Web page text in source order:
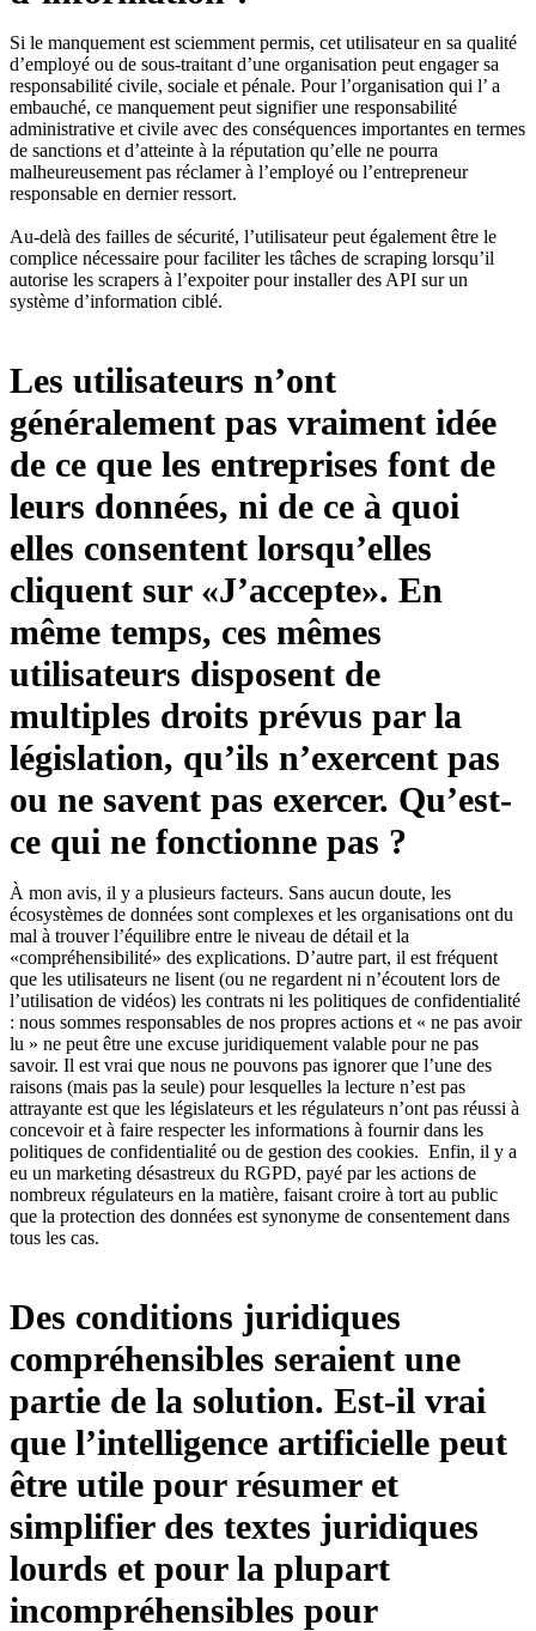
Si le manquement est sciemment permis, cet utilisateur en sa qualité
d’employé ou de sous-traitant d’une organisation peut engager sa
responsabilité civile, sociale et pénale. Pour l’organisation qui l’ a
embauché, ce manquement peut signifier une responsabilité
administrative et civile avec des conséquences importantes en termes
de sanctions et d’atteinte à la réputation qu’elle ne pourra
malheureusement pas réclamer à l’employé ou l’entrepreneur
responsable en dernier ressort.
Au-delà des failles de sécurité, l’utilisateur peut également être le
complice nécessaire pour faciliter les tâches de scraping lorsqu’il
autorise les scrapers à l’expoiter pour installer des API sur un
système d’information ciblé.
Les utilisateurs n’ont
généralement pas vraiment idée
de ce que les entreprises font de
leurs données, ni de ce à quoi
elles consentent lorsqu’elles
cliquent sur «J’accepte». En
même temps, ces mêmes
utilisateurs disposent de
multiples droits prévus par la
législation, qu’ils n’exercent pas
ou ne savent pas exercer. Qu’est-
ce qui ne fonctionne pas ?
À mon avis, il y a plusieurs facteurs. Sans aucun doute, les
écosystèmes de données sont complexes et les organisations ont du
mal à trouver l’équilibre entre le niveau de détail et la
«compréhensibilité» des explications. D’autre part, il est fréquent
que les utilisateurs ne lisent (ou ne regardent ni n’écoutent lors de
l’utilisation de vidéos) les contrats ni les politiques de confidentialité
: nous sommes responsables de nos propres actions et « ne pas avoir
lu » ne peut être une excuse juridiquement valable pour ne pas
savoir. Il est vrai que nous ne pouvons pas ignorer que l’une des
raisons (mais pas la seule) pour lesquelles la lecture n’est pas
attrayante est que les législateurs et les régulateurs n’ont pas réussi à
concevoir et à faire respecter les informations à fournir dans les
politiques de confidentialité ou de gestion des cookies. Enfin, il y a
eu un marketing désastreux du RGPD, payé par les actions de
nombreux régulateurs en la matière, faisant croire à tort au public
que la protection des données est synonyme de consentement dans
tous les cas.
Des conditions juridiques
compréhensibles seraient une
partie de la solution. Est-il vrai
que l’intelligence artificielle peut
être utile pour résumer et
simplifier des textes juridiques
lourds et pour la plupart
incompréhensibles pour